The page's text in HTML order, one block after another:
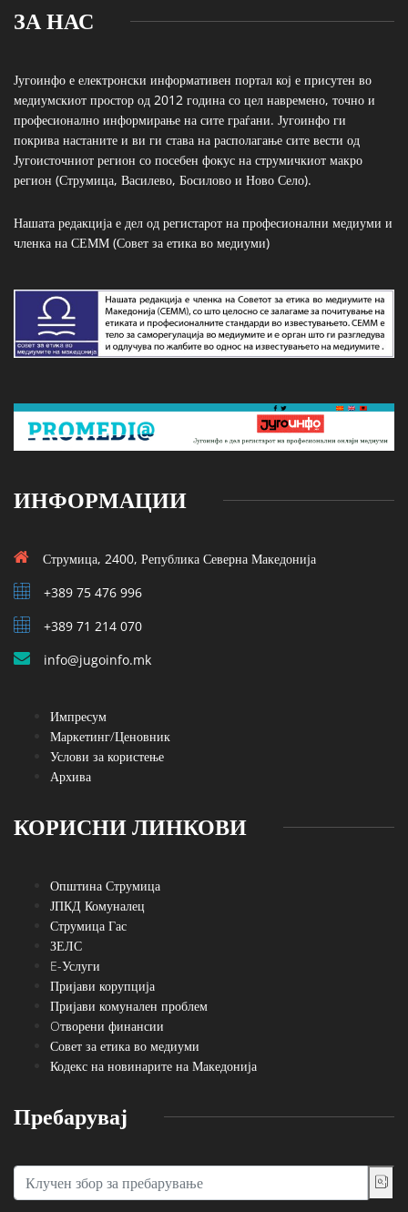
ЗА НАС
Југоинфо е електронски информативен портал кој е присутен во
медиумскиот простор од 2012 година со цел навремено, точно и
професионално информирање на сите граѓани. Југоинфо ги
покрива настаните и ви ги става на располагање сите вести од
Југоисточниот регион со посебен фокус на струмичкиот макро
регион (Струмица, Василево, Босилово и Ново Село).
Нашата редакција е дел од регистарот на професионални медиуми и
членка на СЕММ (Совет за етика во медиуми)
ИНФОРМАЦИИ
Струмица, 2400, Република Северна Македонија
+389 75 476 996
+389 71 214 070
info@jugoinfo.mk
Импресум
Маркетинг/Ценовник
Услови за користење
Архива
КОРИСНИ ЛИНКОВИ
Општина Струмица
ЈПКД Комуналец
Струмица Гас
ЗЕЛС
E-Услуги
Пријави корупција
Пријави комунален проблем
Oтворени финансии
Совет за етика во медиуми
Кодекс на новинарите на Македонија
Пребарувај